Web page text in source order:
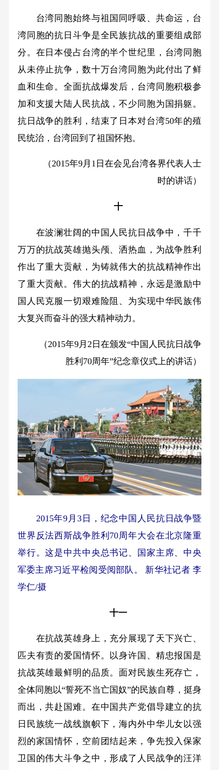
台湾同胞始终与祖国同呼吸、共命运，台
湾同胞的抗日斗争是全民族抗战的重要组成部
分。在日本侵占台湾的半个世纪里，台湾同胞
从未停止抗争，数十万台湾同胞为此付出了鲜
血和生命。全面抗战爆发后，台湾同胞积极参
加和支援大陆人民抗战，不少同胞为国捐躯。
抗日战争的胜利，结束了日本对台湾50年的殖
民统治，台湾回到了祖国怀抱。
（2015年9月1日在会见台湾各界代表人士
时的讲话）
十
在波澜壮阔的中国人民抗日战争中，千千
万万的抗战英雄抛头颅、洒热血，为战争胜利
作出了重大贡献，为铸就伟大的抗战精神作出
了重大贡献。伟大的抗战精神，永远是激励中
国人民克服一切艰难险阻、为实现中华民族伟
大复兴而奋斗的强大精神动力。
（2015年9月2日在颁发“中国人民抗日战争
胜利70周年”纪念章仪式上的讲话）
2015年9月3日，纪念中国人民抗日战争暨
世界反法西斯战争胜利70周年大会在北京隆重
举行。这是中共中央总书记、国家主席、中央
军委主席习近平检阅受阅部队。 新华社记者 李
学仁/摄
十一
在抗战英雄身上，充分展现了天下兴亡、
匹夫有责的爱国情怀。以身许国、精忠报国是
抗战英雄最鲜明的品质。面对民族生死存亡，
全体同胞以“誓死不当亡国奴”的民族自尊，挺身
而出，共赴国难。在中国共产党倡导建立的抗
日民族统一战线旗帜下，海内外中华儿女以强
烈的家国情怀，空前团结起来，争先投入保家
卫国的伟大斗争之中，形成了人民战争的汪洋